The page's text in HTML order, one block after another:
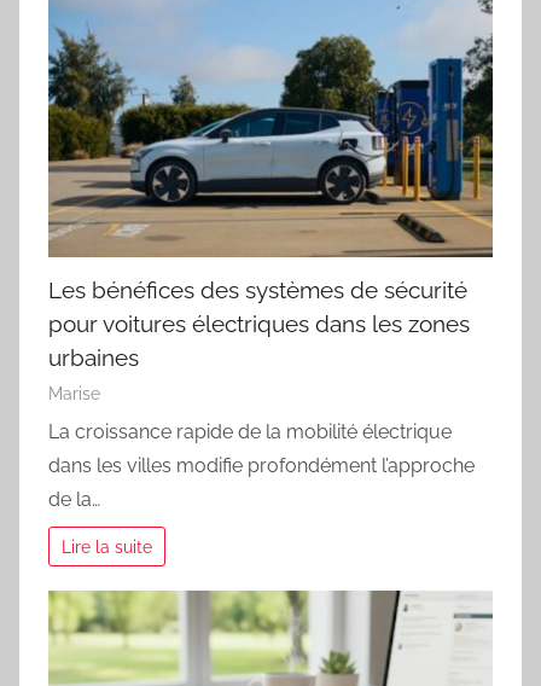
Les bénéfices des systèmes de sécurité
pour voitures électriques dans les zones
urbaines
Marise
La croissance rapide de la mobilité électrique
dans les villes modifie profondément l’approche
de la…
Lire la suite